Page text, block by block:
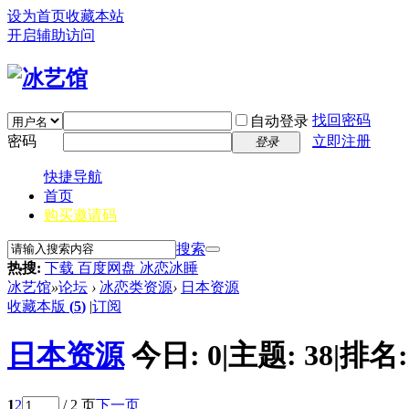
设为首页收藏本站
开启辅助访问
自动登录 找回密码
密码
登录 立即注册
快捷导航
首页
购买邀请码
搜索
热搜: 下载 百度网盘 冰恋冰睡
冰艺馆»论坛 › 冰恋类资源› 日本资源
收藏本版 (5) |订阅
日本资源 今日: 0|主题: 38|排
12 / 2 页下一页